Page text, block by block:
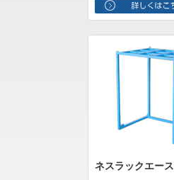
ネスラックエース